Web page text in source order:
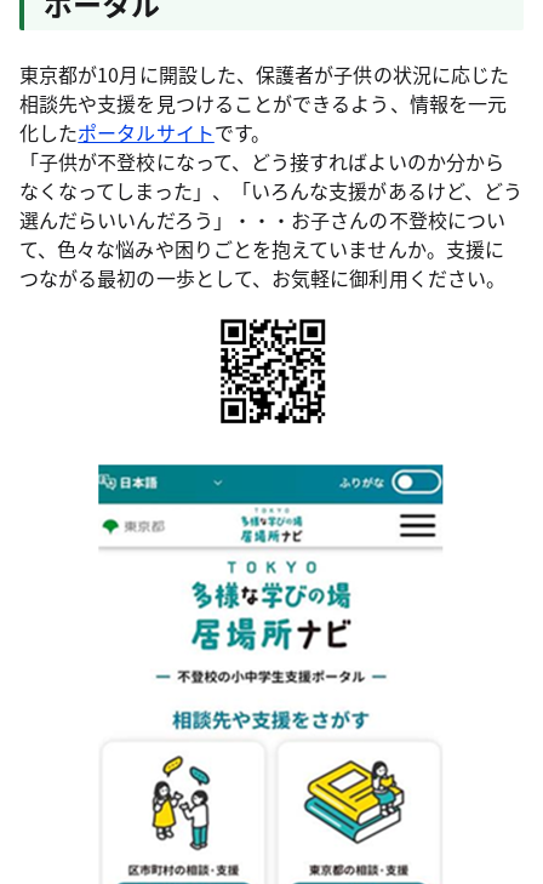
東京都が10月に開設した、保護者が子供の状況に応じた
相談先や支援を見つけることができるよう、情報を一元
化したポータルサイトです。
「子供が不登校になって、どう接すればよいのか分から
なくなってしまった」、「いろんな支援があるけど、どう
選んだらいいんだろう」・・・お子さんの不登校につい
て、色々な悩みや困りごとを抱えていませんか。支援に
つながる最初の一歩として、お気軽に御利用ください。